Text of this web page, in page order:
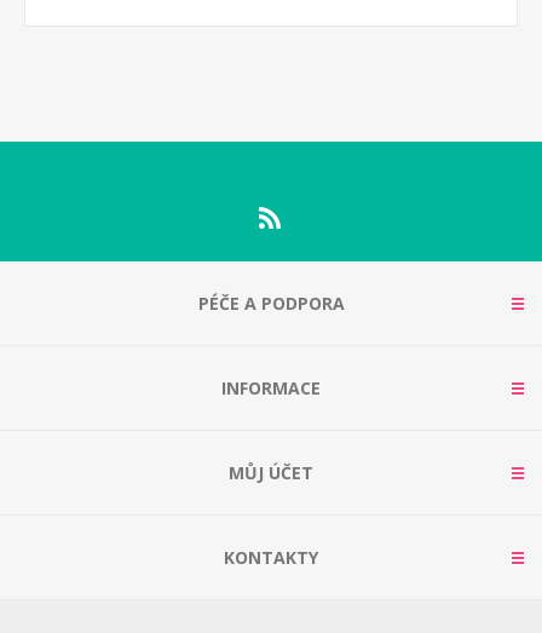
PÉČE A PODPORA
INFORMACE
MŮJ ÚČET
KONTAKTY